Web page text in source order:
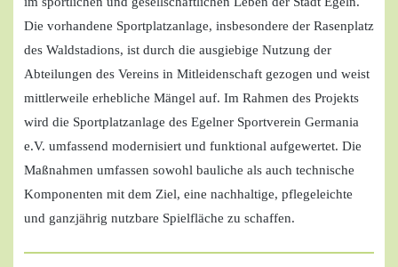
Die vorhandene Sportplatzanlage, insbesondere der Rasenplatz
des Waldstadions, ist durch die ausgiebige Nutzung der
Abteilungen des Vereins in Mitleidenschaft gezogen und weist
mittlerweile erhebliche Mängel auf. Im Rahmen des Projekts
wird die Sportplatzanlage des Egelner Sportverein Germania
e.V. umfassend modernisiert und funktional aufgewertet. Die
Maßnahmen umfassen sowohl bauliche als auch technische
Komponenten mit dem Ziel, eine nachhaltige, pflegeleichte
und ganzjährig nutzbare Spielfläche zu schaffen.